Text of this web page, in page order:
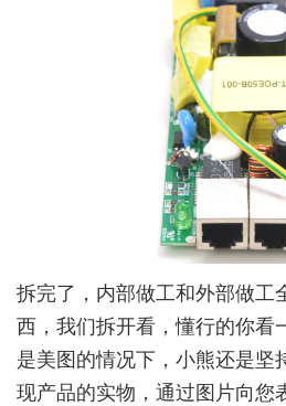
拆完了，内部做工和外部做工
西，我们拆开看，懂行的你看
是美图的情况下，小熊还是坚
现产品的实物，通过图片向您